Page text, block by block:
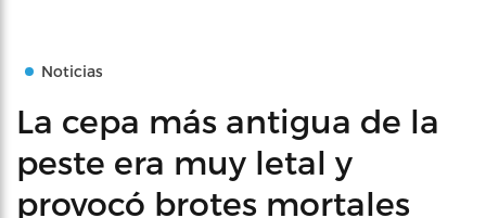
Noticias
La cepa más antigua de la
peste era muy letal y
provocó brotes mortales